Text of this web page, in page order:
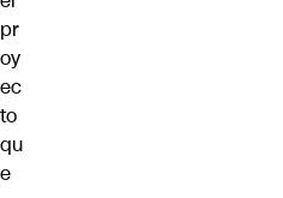
pr
oy
ec
to
qu
e